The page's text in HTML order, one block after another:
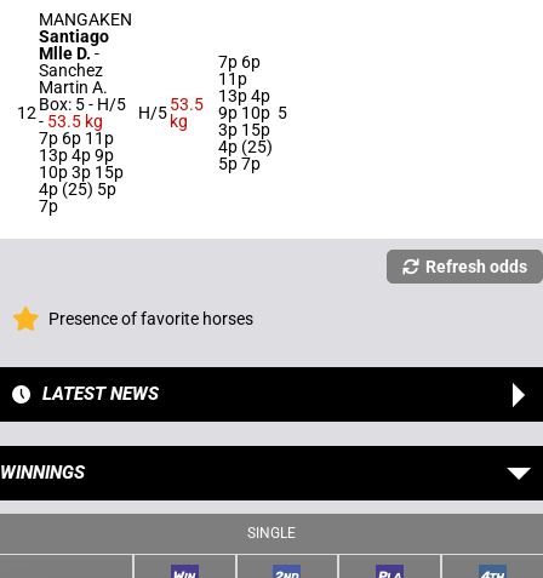
12
MANGAKEN
Santiago
Mlle D. -
Sanchez
Martin A.
Box: 5 - H/5
- 53.5 kg
7p 6p 11p
13p 4p 9p
10p 3p 15p
4p (25) 5p
7p
H/553.5
kg
7p 6p
11p
13p 4p
9p 10p
3p 15p
4p (25)
5p 7p
5
Refresh odds
Presence of favorite horses
LATEST NEWS
WINNINGS
SINGLE